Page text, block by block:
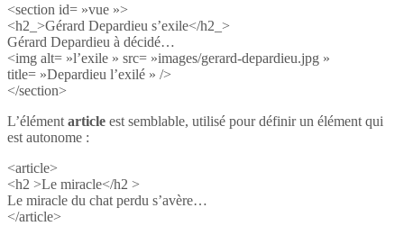
<section id= »vue »>
<h2_>Gérard Depardieu s’exile</h2_>
Gérard Depardieu à décidé…
<img alt= »l’exile » src= »images/gerard-depardieu.jpg »
title= »Depardieu l’exilé » />
</section>
L’élément article est semblable, utilisé pour définir un élément qui
est autonome :
<article>
<h2 >Le miracle</h2 >
Le miracle du chat perdu s’avère…
</article>